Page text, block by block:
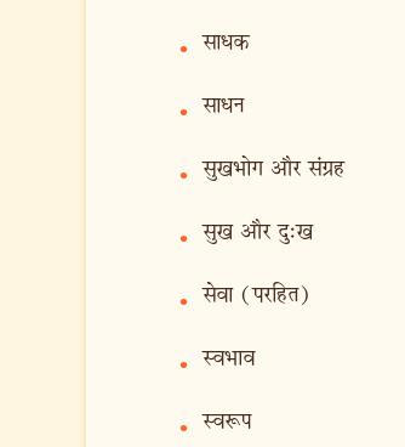
• साधक
• साधन
• सुखभोग और संग्रह
• सुख और दु:ख
• सेवा (परहित)
• स्वभाव
• स्वरूप